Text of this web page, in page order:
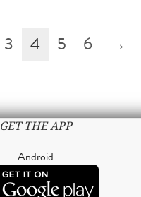
3 4 5 6 →
GET THE APP
Android